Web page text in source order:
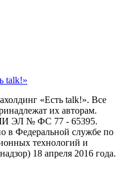
talk!»
«Есть talk!». Все
их авторам.
ЭЛ № ФС 77 - 65395.
в Федеральной службе по
технологий и
18 апреля 2016 года.